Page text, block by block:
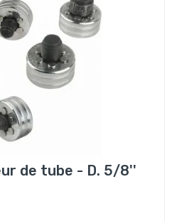
de tube - D. 5/8''